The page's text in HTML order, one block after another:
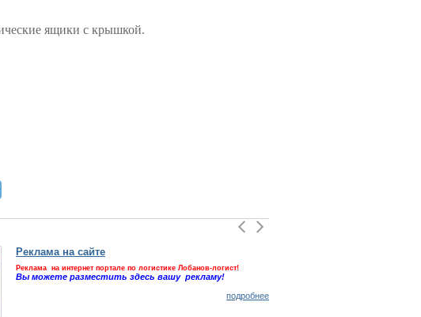
ящики с крышкой.
Реклама на сайте
Реклама на интернет портале по логистике Лобанов-логист!
Вы можете разместить здесь вашу рекламу!
подробнее